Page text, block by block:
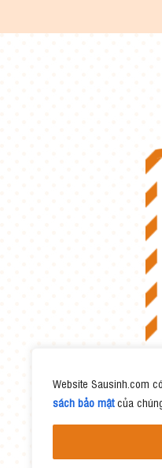
Website Sausinh.com
sách bảo mậtcủa